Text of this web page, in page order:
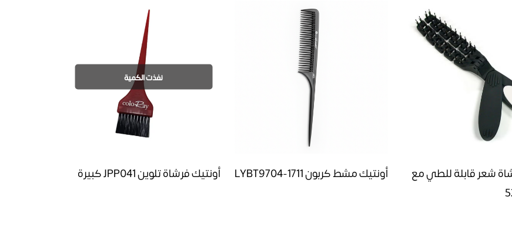
شعر قابلة للطي مع
أونتيك مشط كربون LYBT9704-1711
نفذت الكمية
أونتيك فرشاة تلوين JPP041 كبيرة